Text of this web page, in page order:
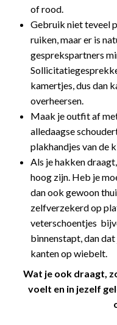
of rood.
Gebruik niet teveel
ruiken, maar er is
gesprekspartners
kamertjes, dus dan
overheersen.
Maak je outfit af
alledaagse
plakhandjes van de
Als je hakken
hoog zijn. Heb je
dan ook gewoon
zelfverzekerd op
veterschoentjes
binnenstapt, dan
kanten op wiebelt.
Wat je ook draagt,
voelt en in jezelf